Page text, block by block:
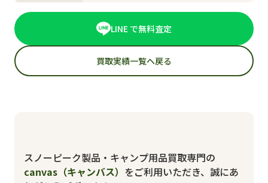
LINE で無料査定
買取実績一覧へ戻る
スノーピーク製品・キャンプ用品買取専門の
canvas（キャンバス） をご利用いただき、誠にあ